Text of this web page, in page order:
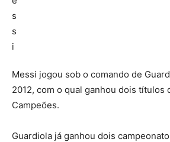
Messi jogou sob o comando de
2012, com o qual ganhou dois títulos
Campeões.
Guardiola já ganhou dois